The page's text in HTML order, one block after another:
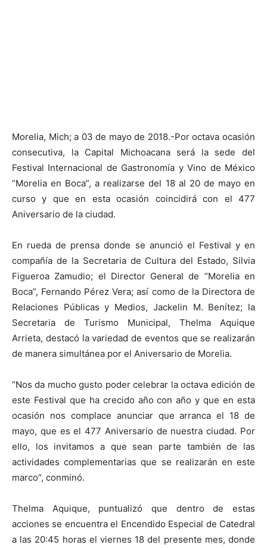
Morelia, Mich; a 03 de mayo de 2018.-Por octava ocasión
consecutiva, la Capital Michoacana será la sede del
Festival Internacional de Gastronomía y Vino de México
“Morelia en Boca”, a realizarse del 18 al 20 de mayo en
curso y que en esta ocasión coincidirá con el 477
Aniversario de la ciudad.
En rueda de prensa donde se anunció el Festival y en
compañía de la Secretaria de Cultura del Estado, Silvia
Figueroa Zamudio; el Director General de “Morelia en
Boca”, Fernando Pérez Vera; así como de la Directora de
Relaciones Públicas y Medios, Jackelin M. Benítez; la
Secretaria de Turismo Municipal, Thelma Aquique
Arrieta, destacó la variedad de eventos que se realizarán
de manera simultánea por el Aniversario de Morelia.
“Nos da mucho gusto poder celebrar la octava edición de
este Festival que ha crecido año con año y que en esta
ocasión nos complace anunciar que arranca el 18 de
mayo, que es el 477 Aniversario de nuestra ciudad. Por
ello, los invitamos a que sean parte también de las
actividades complementarias que se realizarán en este
marco”, conminó.
Thelma Aquique, puntualizó que dentro de estas
acciones se encuentra el Encendido Especial de Catedral
a las 20:45 horas el viernes 18 del presente mes, donde